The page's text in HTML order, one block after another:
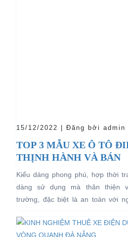
15/12/2022 | Đăng bởi admin
TOP 3 MẪU XE Ô TÔ
THỊNH HÀNH VÀ BÁN
CHẠY NHẤT HIỆN NAY
Kiểu dáng phong phú, hợp thời
dàng sử dụng mà thân thiện
trường, đặc biệt là an toàn với